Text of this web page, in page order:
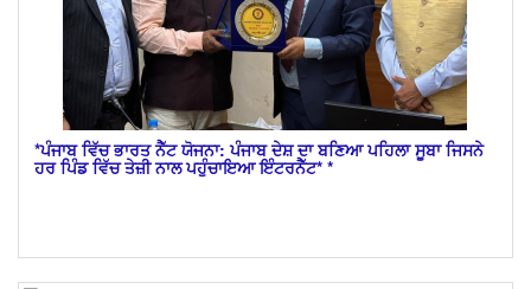
*ਪੰਜਾਬ ਵਿੱਚ ਭਾਰਤ ਨੈੱਟ ਯੋਜਨਾ: ਪੰਜਾਬ ਦੇਸ਼ ਦਾ ਬਣਿਆ ਪਹਿਲਾ ਸੂਬਾ ਜਿਸਨੇ
ਹਰ ਪਿੰਡ ਵਿੱਚ ਤੇਜ਼ੀ ਨਾਲ ਪਹੁੰਚਾਇਆ ਇੰਟਰਨੈੱਟ* *